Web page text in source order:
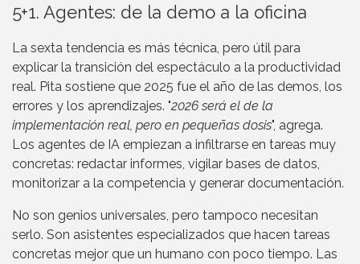
5+1. Agentes: de la demo a la oficina
La sexta tendencia es más técnica, pero útil para
explicar la transición del espectáculo a la productividad
real. Pita sostiene que 2025 fue el año de las demos, los
errores y los aprendizajes. "2026 será el de la
implementación real, pero en pequeñas dosis", agrega.
Los agentes de IA empiezan a infiltrarse en tareas muy
concretas: redactar informes, vigilar bases de datos,
monitorizar a la competencia y generar documentación.
No son genios universales, pero tampoco necesitan
serlo. Son asistentes especializados que hacen tareas
concretas mejor que un humano con poco tiempo. Las